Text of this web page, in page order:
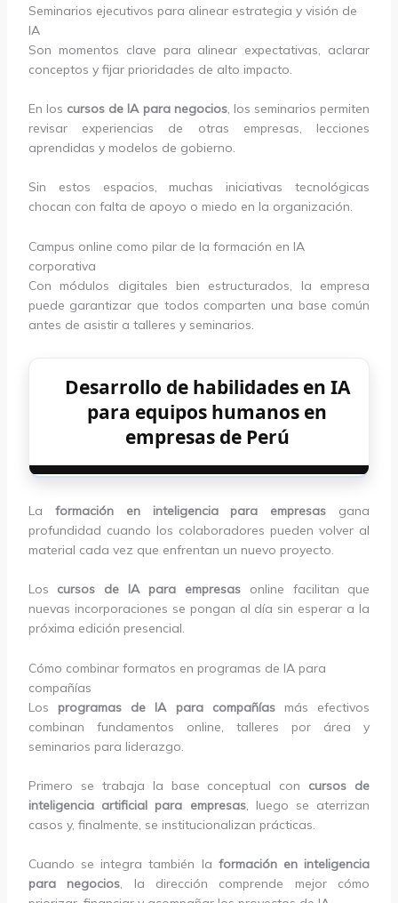
Seminarios ejecutivos para alinear estrategia y visión de
IA
Son momentos clave para alinear expectativas, aclarar
conceptos y fijar prioridades de alto impacto.
En los cursos de IA para negocios, los seminarios permiten
revisar experiencias de otras empresas, lecciones
aprendidas y modelos de gobierno.
Sin estos espacios, muchas iniciativas tecnológicas
chocan con falta de apoyo o miedo en la organización.
Campus online como pilar de la formación en IA
corporativa
Con módulos digitales bien estructurados, la empresa
puede garantizar que todos comparten una base común
antes de asistir a talleres y seminarios.
Desarrollo de habilidades en IA
para equipos humanos en
empresas de Perú
La formación en inteligencia para empresas gana
profundidad cuando los colaboradores pueden volver al
material cada vez que enfrentan un nuevo proyecto.
Los cursos de IA para empresasonline facilitan que
nuevas incorporaciones se pongan al día sin esperar a la
próxima edición presencial.
Cómo combinar formatos en programas de IA para
compañías
Los programas de IA para compañíasmás efectivos
combinan fundamentos online, talleres por área y
seminarios para liderazgo.
Primero se trabaja la base conceptual con cursos de
inteligencia artificial para empresas, luego se aterrizan
casos y, finalmente, se institucionalizan prácticas.
Cuando se integra también la formación en inteligencia
para negocios, la dirección comprende mejor cómo